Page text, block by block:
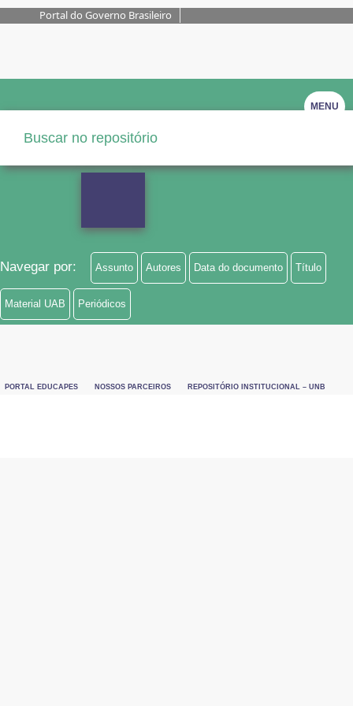
Portal do Governo Brasileiro
MENU
Navegar por: Assunto Autores Data do documento Título
Material UAB Periódicos
PORTAL EDUCAPES NOSSOS PARCEIROS REPOSITÓRIO INSTITUCIONAL – UNB